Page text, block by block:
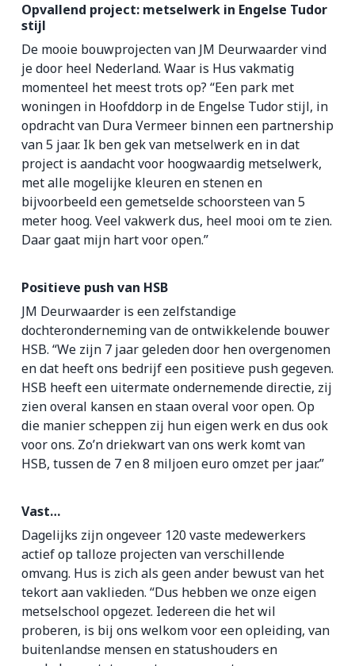
Opvallend project: metselwerk in Engelse Tudor
stijl
De mooie bouwprojecten van JM Deurwaarder vind
je door heel Nederland. Waar is Hus vakmatig
momenteel het meest trots op? “Een park met
woningen in Hoofddorp in de Engelse Tudor stijl, in
opdracht van Dura Vermeer binnen een partnership
van 5 jaar. Ik ben gek van metselwerk en in dat
project is aandacht voor hoogwaardig metselwerk,
met alle mogelijke kleuren en stenen en
bijvoorbeeld een gemetselde schoorsteen van 5
meter hoog. Veel vakwerk dus, heel mooi om te zien.
Daar gaat mijn hart voor open.”
Positieve push van HSB
JM Deurwaarder is een zelfstandige
dochteronderneming van de ontwikkelende bouwer
HSB. “We zijn 7 jaar geleden door hen overgenomen
en dat heeft ons bedrijf een positieve push gegeven.
HSB heeft een uitermate ondernemende directie, zij
zien overal kansen en staan overal voor open. Op
die manier scheppen zij hun eigen werk en dus ook
voor ons. Zo’n driekwart van ons werk komt van
HSB, tussen de 7 en 8 miljoen euro omzet per jaar.”
Vast…
Dagelijks zijn ongeveer 120 vaste medewerkers
actief op talloze projecten van verschillende
omvang. Hus is zich als geen ander bewust van het
tekort aan vaklieden. “Dus hebben we onze eigen
metselschool opgezet. Iedereen die het wil
proberen, is bij ons welkom voor een opleiding, van
buitenlandse mensen en statushouders en